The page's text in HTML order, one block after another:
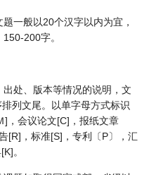
一般以20个汉字以内为宜，
200字。
处、版本等情况的说明，文
列文尾。以单字母方式标识
]，会议论文[C]，报纸文章
[R]，标准[S]，专利〔P〕，汇
。